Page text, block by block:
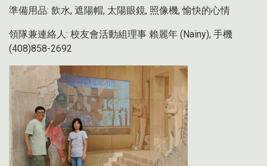
準備用品: 飲水, 遮陽帽, 太陽眼鏡, 照像機, 愉快的心情
領隊兼連絡人: 校友會活動組理事 賴麗年 (Nainy), 手機
(408)858-2692